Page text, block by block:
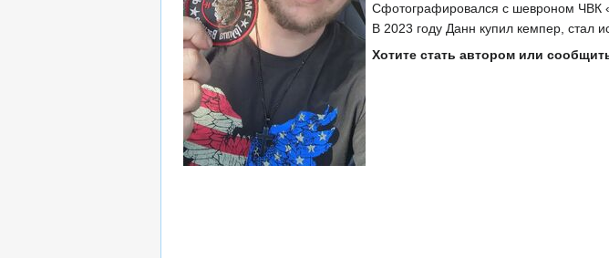
Сфотографировался с шевроном ЧВК
В 2023 году Данн купил кемпер, стал
Хотите стать автором или